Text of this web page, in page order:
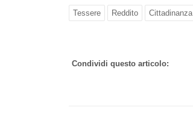
Tessere Reddito Cittadinanza
Condividi questo articolo: